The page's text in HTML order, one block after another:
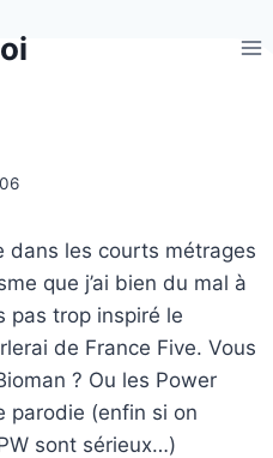
dans les courts métrages
que j’ai bien du mal à
pas trop inspiré le
de France Five. Vous
? Ou les Power
parodie (enfin si on
sont sérieux…)